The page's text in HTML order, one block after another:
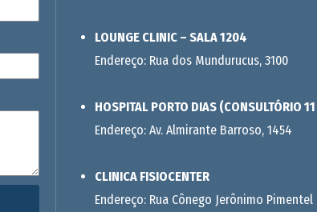
LOUNGE CLINIC – SALA 1204
Endereço: Rua dos Mundurucus, 3100
HOSPITAL PORTO DIAS (CONSULTÓRIO
Endereço: Av. Almirante Barroso, 1454
CLINICA FISIOCENTER
Endereço: Rua Cônego Jerônimo Pimentel